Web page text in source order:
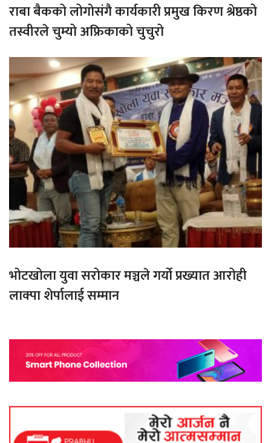
राबा बैकको लोगोसंगै कार्यकारी प्रमुख किरण श्रेष्ठको
तस्वीरले चुम्यो अफ्रिकाको चुचुरो
भोटखोला युवा सरोकार मञ्चले गर्यो प्रख्यात आरोही
लाक्पा शेर्पालाई सम्मान